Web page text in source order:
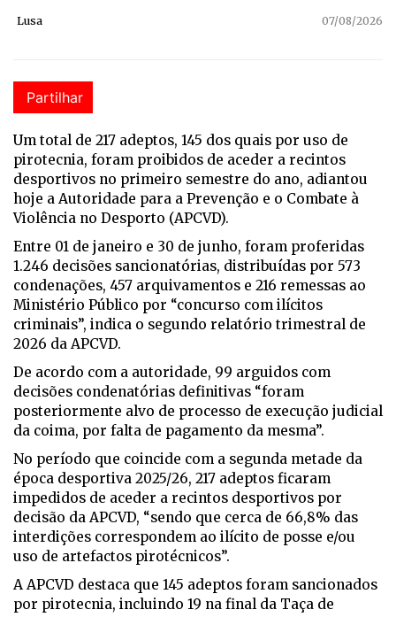
Lusa 07/08/2026
Partilhar
Um total de 217 adeptos, 145 dos quais por uso de
pirotecnia, foram proibidos de aceder a recintos
desportivos no primeiro semestre do ano, adiantou
hoje a Autoridade para a Prevenção e o Combate à
Violência no Desporto (APCVD).
Entre 01 de janeiro e 30 de junho, foram proferidas
1.246 decisões sancionatórias, distribuídas por 573
condenações, 457 arquivamentos e 216 remessas ao
Ministério Público por “concurso com ilícitos
criminais”, indica o segundo relatório trimestral de
2026 da APCVD.
De acordo com a autoridade, 99 arguidos com
decisões condenatórias definitivas “foram
posteriormente alvo de processo de execução judicial
da coima, por falta de pagamento da mesma”.
No período que coincide com a segunda metade da
época desportiva 2025/26, 217 adeptos ficaram
impedidos de aceder a recintos desportivos por
decisão da APCVD, “sendo que cerca de 66,8% das
interdições correspondem ao ilícito de posse e/ou
uso de artefactos pirotécnicos”.
A APCVD destaca que 145 adeptos foram sancionados
por pirotecnia, incluindo 19 na final da Taça de